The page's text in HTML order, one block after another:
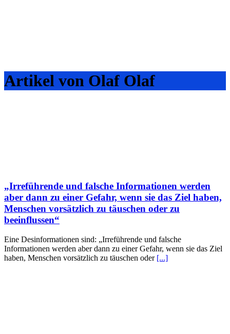
Artikel von Olaf Olaf
„Irreführende und falsche Informationen werden
aber dann zu einer Gefahr, wenn sie das Ziel haben,
Menschen vorsätzlich zu täuschen oder zu
beeinflussen“
Eine Desinformationen sind: „Irreführende und falsche
Informationen werden aber dann zu einer Gefahr, wenn sie das Ziel
haben, Menschen vorsätzlich zu täuschen oder [...]